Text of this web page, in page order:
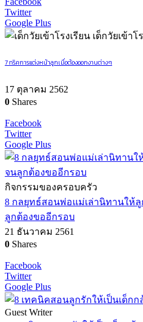
Twitter
Google Plus
เด็กวัยเข้าโ
7 ทริคการแต่งหน้าลูกเมื่อต้องออกงานต่างๆ
17 ตุลาคม 2562
0 Shares
Facebook
Twitter
Google Plus
กิจกรรมของครอบครัว
8 กลยุทธ์สอนพ่อแม่เล่านิทานให้
ลูกต้องขออีกรอบ
21 ธันวาคม 2561
0 Shares
Facebook
Twitter
Google Plus
Guest Writer